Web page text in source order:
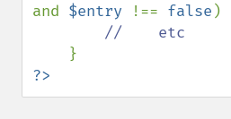
and $entry !== false )
//    etc
?>